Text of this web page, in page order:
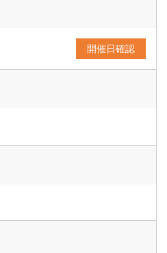
開催日確認